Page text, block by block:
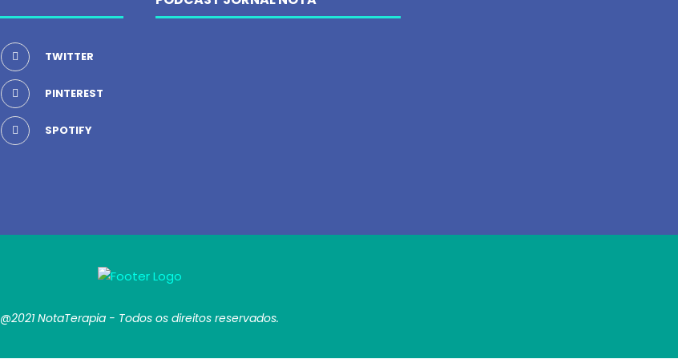
TWITTER
PINTEREST
SPOTIFY
@2021 NotaTerapia - Todos os direitos reservados.